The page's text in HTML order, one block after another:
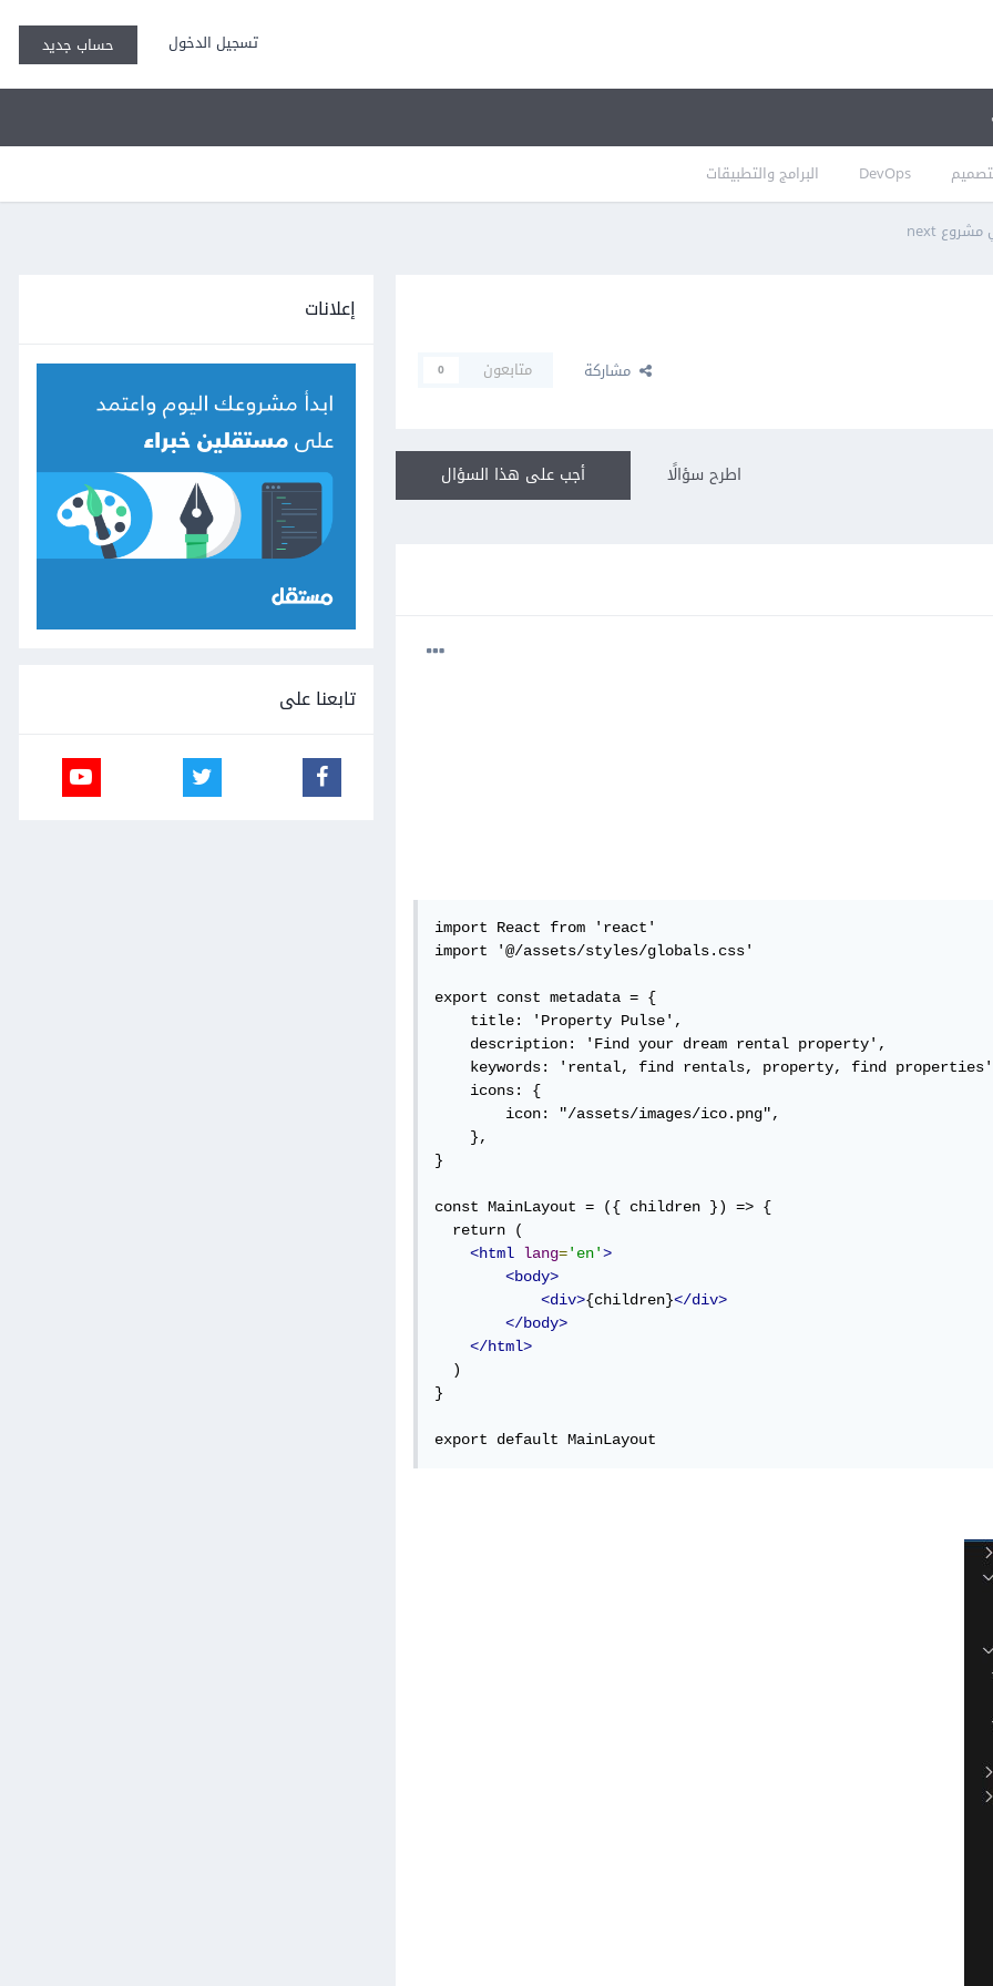
تسجيل الدخول حساب جديد
DevOps البرامج والتطبيقات
مشاركة متابعون 0
أجب على هذا السؤال اطرح سؤالًا
import React from 'react'
import '@/assets/styles/globals.css'
export const metadata = {
    title: 'Property Pulse',
    description: 'Find your dream rental property',
keywords: 'rental, find rentals, property, find
    icons: {
        icon: "/assets/images/ico.png",
    },
}
const MainLayout = ({ children }) => {
  return (
<html lang='en'>
<body>
<div>{children}</div>
</body>
</html>
  )
}
export default MainLayout
إعلانات
تابعنا على